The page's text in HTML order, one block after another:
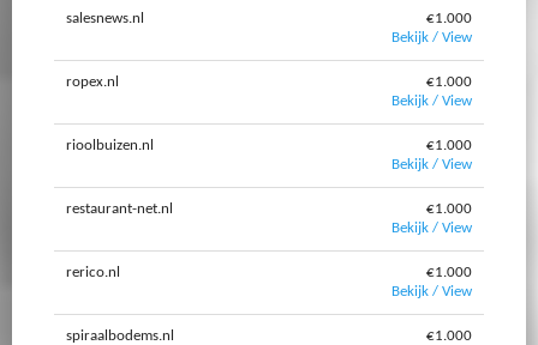
salesnews.nl
€1.000
Bekijk / View
ropex.nl
€1.000
Bekijk / View
rioolbuizen.nl
€1.000
Bekijk / View
restaurant-net.nl
€1.000
Bekijk / View
rerico.nl
€1.000
Bekijk / View
spiraalbodems.nl
€1.000